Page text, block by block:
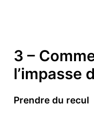
3 –
l’impasse
Prendre du recul